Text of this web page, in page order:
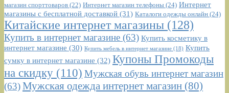
магазин спорттоваров (22) Интернет магазин телефоны (24) Интернет
магазины с бесплатной доставкой (31) Каталоги одежды онлайн (24)
Китайские интернет магазины (128)
Купить в интернет магазине (63) Купить косметику в
интернет магазине (30) Купить мебель в интернет магазине (18) Купить
сумку в интернет магазине (32) Купоны Промокоды
на скидку (110) Мужская обувь интернет магазин
(63)Мужская одежда интернет магазин (80)